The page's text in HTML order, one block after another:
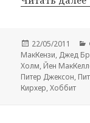
Опубликовано
22/05/2011
МакКензи, Джед
Холм, Йен
Питер Джексон,
Кирхер,Хоббит